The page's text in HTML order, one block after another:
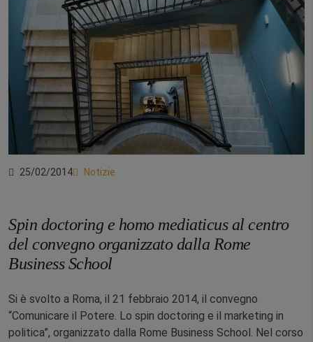
25/02/2014 Notizie
Spin doctoring e homo mediaticus al centro
del convegno organizzato dalla Rome
Business School
Si è svolto a Roma, il 21 febbraio 2014, il convegno
“Comunicare il Potere. Lo spin doctoring e il marketing in
politica”, organizzato dalla Rome Business School. Nel corso